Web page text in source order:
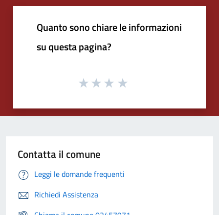
Quanto sono chiare le informazioni
su questa pagina?
Contatta il comune
Leggi le domande frequenti
Richiedi Assistenza